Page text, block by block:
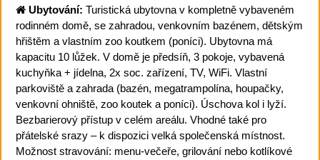
Ubytování: Turistická ubytovna v kompletně vybaveném
rodinném domě, se zahradou, venkovním bazénem, dětským
hřištěm a vlastním zoo koutkem (poníci). Ubytovna má
kapacitu 10 lůžek. V domě je předsíň, 3 pokoje, vybavená
kuchyňka + jídelna, 2x soc. zařízení, TV, WiFi. Vlastní
parkoviště a zahrada (bazén, megatrampolína, houpačky,
venkovní ohniště, zoo koutek a poníci). Úschova kol i lyží.
Bezbarierový přístup v celém areálu. Vhodné také pro
přátelské srazy – k dispozici velká společenská místnost.
Možnost stravování: menu-večeře, grilování nebo kotlíkové